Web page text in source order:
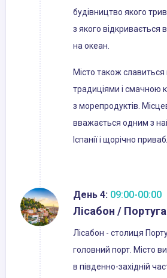
будівництво якого
з якого
на океан.
Місто також
традиціями і смачною
з морепродуктів.
вважається одним з
Іспанії і щорічно
День 4: 09:00-00:00
Лісабон /
Лісабон - столиця
головний порт. Місто
в південно-західній